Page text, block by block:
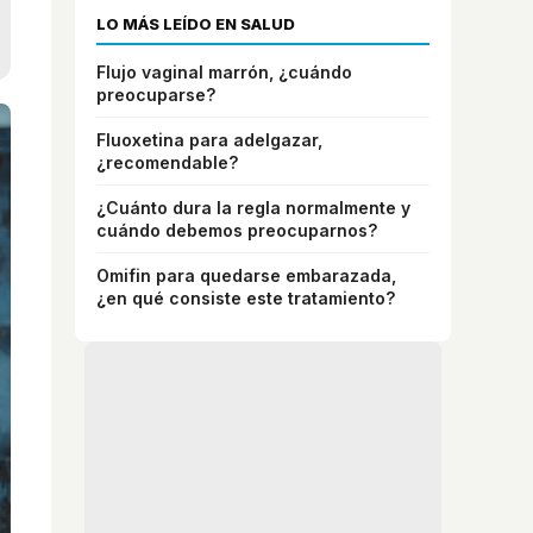
LO MÁS LEÍDO EN SALUD
Flujo vaginal marrón, ¿cuándo
preocuparse?
Fluoxetina para adelgazar,
¿recomendable?
¿Cuánto dura la regla normalmente y
cuándo debemos preocuparnos?
Omifin para quedarse embarazada,
¿en qué consiste este tratamiento?